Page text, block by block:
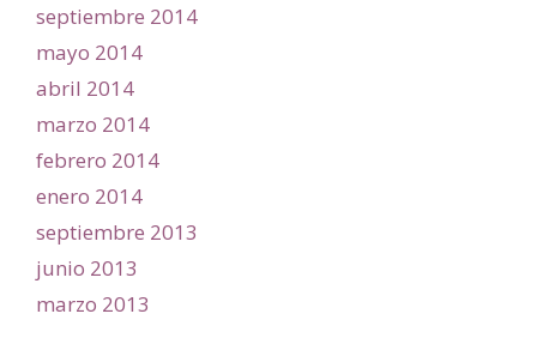
septiembre 2014
mayo 2014
abril 2014
marzo 2014
febrero 2014
enero 2014
septiembre 2013
junio 2013
marzo 2013